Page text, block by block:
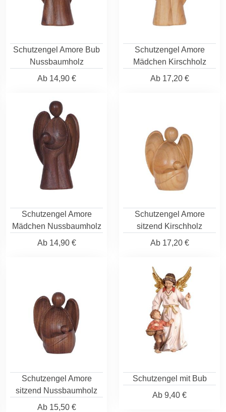
Schutzengel Amore Bub
Nussbaumholz
Ab14,90 €
Schutzengel Amore
Mädchen Kirschholz
Ab17,20 €
Schutzengel Amore
Mädchen Nussbaumholz
Ab14,90 €
Schutzengel Amore
sitzend Kirschholz
Ab17,20 €
Schutzengel Amore
sitzend Nussbaumholz
Ab15,50 €
Schutzengel mit Bub
Ab 9,40 €